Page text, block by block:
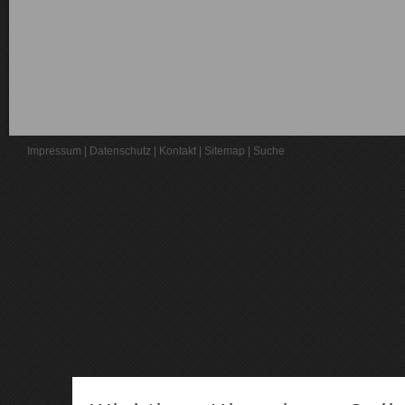
Impressum Datenschutz Kontakt Sitemap Suche